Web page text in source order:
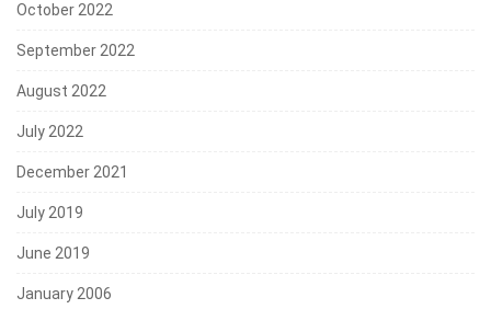
October 2022
September 2022
August 2022
July 2022
December 2021
July 2019
June 2019
January 2006